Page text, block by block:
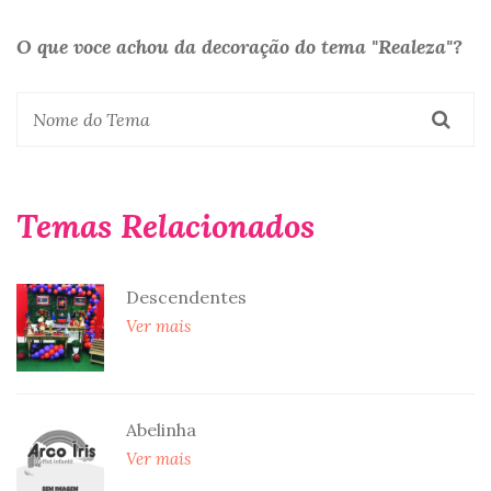
O que voce achou da decoração do tema "Realeza"?
Temas Relacionados
Descendentes
Ver mais
Abelinha
Ver mais